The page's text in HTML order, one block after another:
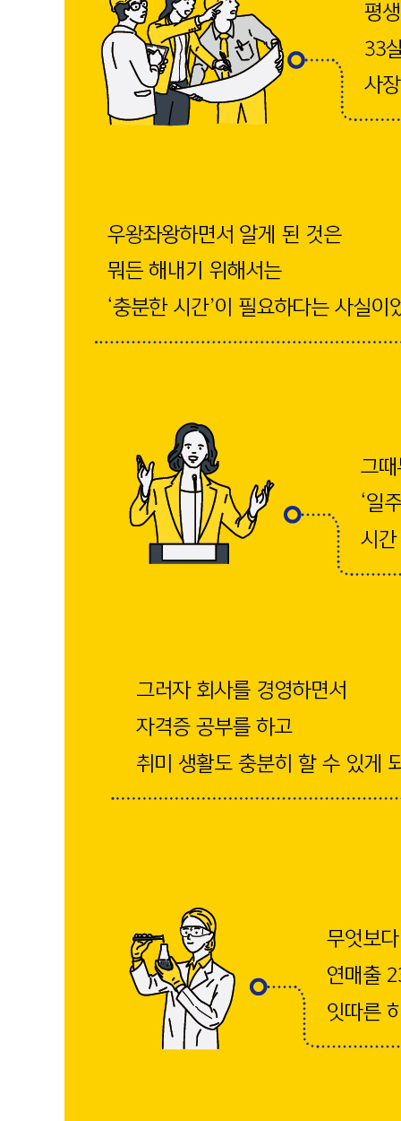
목적과 성과가 있는 SNS 관리
4장 일주일은 금요일부터 시작하라 : 목표를 달성하는
일주일은 3일밖에 없다
나만의 마감일을 정한다
업무 스케줄은 뇌의 바이오리듬에 맞춘다
자기 전 시뮬레이션으로 다음 날 준비
5장 생각은 15분 안에 끝내라 : 일이 빠른 사람의 사고방
클로즈드 퀘스천과 오픈 퀘스천
돈으로 시간을 사는 건 가능하다
나의 시간 가치는 얼마일까?
책상을 벗어나면 좋은 것이 발견된다
최고의 개그맨이 방송 전에 하는 일
회의 시간이 짧아지는 7가지 기술
계속해서 편하게 일할 방법을 궁리한다
머리 회전이 좋아지는 식생활
몸과 머리의 피로 밸런스를 맞춘다
최고의 컨디션을 만드는 수면 기술
자연 리듬에 따라 먹고 자고
7장 일 잘하는 사람의 시간 활용법 : 작은 아이디어로 큰
시간 부자는 왜 손목시계를 찰까?
쓸데없이 망설이는 시간을 줄이는 패턴화
책상 위의 동선을 다시 짜본다
5분 틈새 시간 활용하기
그 자리에서만 할 수 있는 일